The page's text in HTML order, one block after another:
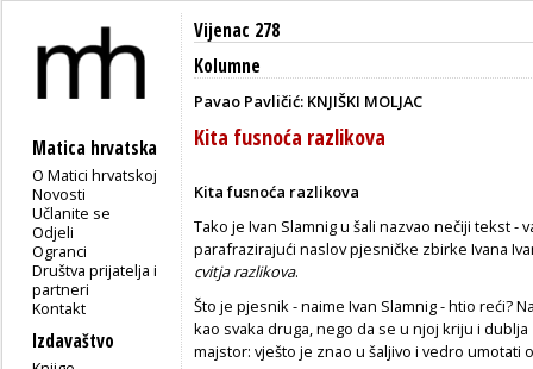
Matica hrvatska
O Matici hrvatskoj
Novosti
Učlanite se
Odjeli
Ogranci
Društva prijatelja i
partneri
Kontakt
Izdavaštvo
Vijenac 278
Kolumne
Pavao Pavličić: KNJIŠKI MOLJAC
Kita fusnoća razlikova
Kita fusnoća razlikova
Tako je Ivan Slamnig u šali nazvao nečiji tekst -
parafrazirajući naslov pjesničke zbirke Ivana
cvitja razlikova.
Što je pjesnik - naime Ivan Slamnig - htio reći?
kao svaka druga, nego da se u njoj kriju i
majstor: vješto je znao u šaljivo i vedro umotati